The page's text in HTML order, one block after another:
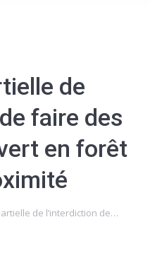
de
faire des
en forêt
de l’interdiction de…